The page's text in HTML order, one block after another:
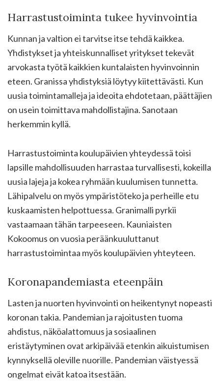
Harrastustoiminta tukee hyvinvointia
Kunnan ja valtion ei tarvitse itse tehdä kaikkea.
Yhdistykset ja yhteiskunnalliset yritykset tekevät
arvokasta työtä kaikkien kuntalaisten hyvinvoinnin
eteen. Granissa yhdistyksiä löytyy kiitettävästi. Kun
uusia toimintamalleja ja ideoita ehdotetaan, päättäjien
on usein toimittava mahdollistajina. Sanotaan
herkemmin kyllä.
Harrastustoiminta koulupäivien yhteydessä toisi
lapsille mahdollisuuden harrastaa turvallisesti, kokeilla
uusia lajeja ja kokea ryhmään kuulumisen tunnetta.
Lähipalvelu on myös ympäristöteko ja perheille etu
kuskaamisten helpottuessa. Granimalli pyrkii
vastaamaan tähän tarpeeseen. Kauniaisten
Kokoomus on vuosia peräänkuuluttanut
harrastustoimintaa myös koulupäivien yhteyteen.
Koronapandemiasta eteenpäin
Lasten ja nuorten hyvinvointi on heikentynyt nopeasti
koronan takia. Pandemian ja rajoitusten tuoma
ahdistus, näköalattomuus ja sosiaalinen
eristäytyminen ovat arkipäivää etenkin aikuistumisen
kynnyksellä oleville nuorille. Pandemian väistyessä
ongelmat eivät katoa itsestään.